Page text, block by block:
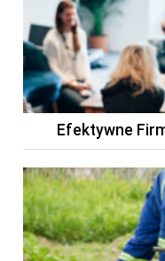
Efektywne